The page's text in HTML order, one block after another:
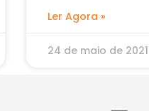
Ler Agora »
24 de maio de 2021